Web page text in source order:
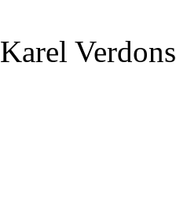
Karel